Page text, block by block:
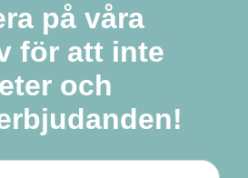
på våra
för att inte
och